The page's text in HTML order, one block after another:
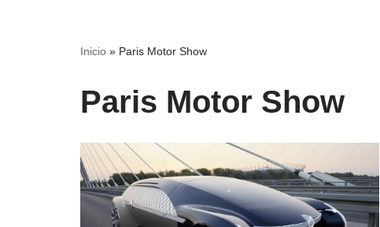
Inicio » Paris Motor Show
Paris Motor Show